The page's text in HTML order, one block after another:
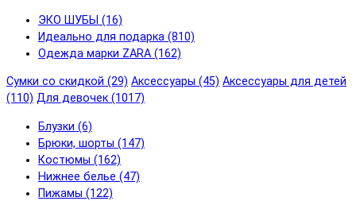
ЭКО ШУБЫ (16)
Идеально для подарка (810)
Одежда марки ZARA (162)
Сумки со скидкой (29) Аксессуары (45) Аксессуары для детей
(110) Для девочек (1017)
Блузки (6)
Брюки, шорты (147)
Костюмы (162)
Нижнее белье (47)
Пижамы (122)